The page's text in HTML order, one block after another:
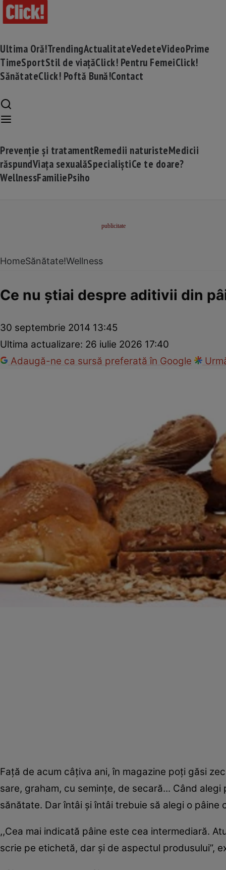
Ultima Oră!TrendingActualitateVedeteVideoPrime
TimeSportStil de viațăClick! Pentru FemeiClick!
SănătateClick! Poftă Bună!Contact
Prevenție și tratamentRemedii naturisteMedicii
răspundViața sexualăSpecialiștiCe te doare?
WellnessFamiliePsiho
HomeSănătate!Wellness
Ce nu ştiai despre aditivii din
30 septembrie 2014 13:45
Ultima actualizare: 26 iulie 2026 17:40
Adaugă-ne ca sursă preferată în Google
Faţă de acum câţiva ani, în magazine poţi găsi
sare, graham, cu seminţe, de secară... Când
sănătate. Dar întâi şi întâi trebuie să alegi o pâine
,,Cea mai indicată pâine este cea intermediară.
scrie pe etichetă, dar şi de aspectul produsului”,